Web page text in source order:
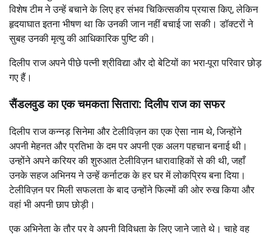
विशेष टीम ने उन्हें बचाने के लिए हर संभव चिकित्सकीय प्रयास किए, लेकिन
हृदयाघात इतना भीषण था कि उनकी जान नहीं बचाई जा सकी। डॉक्टरों ने
सुबह उनकी मृत्यु की आधिकारिक पुष्टि की।
दिलीप राज अपने पीछे पत्नी श्रीविद्या और दो बेटियों का भरा-पूरा परिवार छोड़
गए हैं।
सैंडलवुड का एक चमकता सितारा: दिलीप राज का सफर
दिलीप राज कन्नड़ सिनेमा और टेलीविज़न का एक ऐसा नाम थे, जिन्होंने
अपनी मेहनत और प्रतिभा के दम पर अपनी एक अलग पहचान बनाई थी।
उन्होंने अपने करियर की शुरुआत टेलीविज़न धारावाहिकों से की थी, जहाँ
उनके सहज अभिनय ने उन्हें कर्नाटक के हर घर में लोकप्रिय बना दिया।
टेलीविज़न पर मिली सफलता के बाद उन्होंने फिल्मों की ओर रुख किया और
वहां भी अपनी छाप छोड़ी।
एक अभिनेता के तौर पर वे अपनी विविधता के लिए जाने जाते थे। चाहे वह